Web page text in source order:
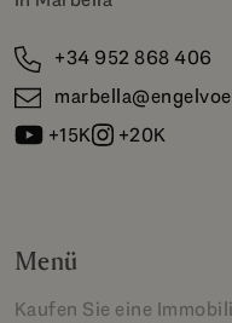
+34 952 868 406
+15K
+20K
Menü
Kaufen Sie eine